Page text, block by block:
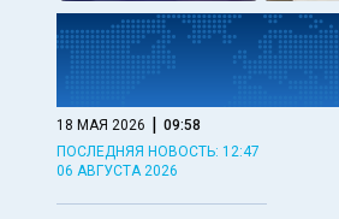
18 МАЯ 2026 | 09:58
ПОСЛЕДНЯЯ НОВОСТЬ: 12:47
06 АВГУСТА 2026